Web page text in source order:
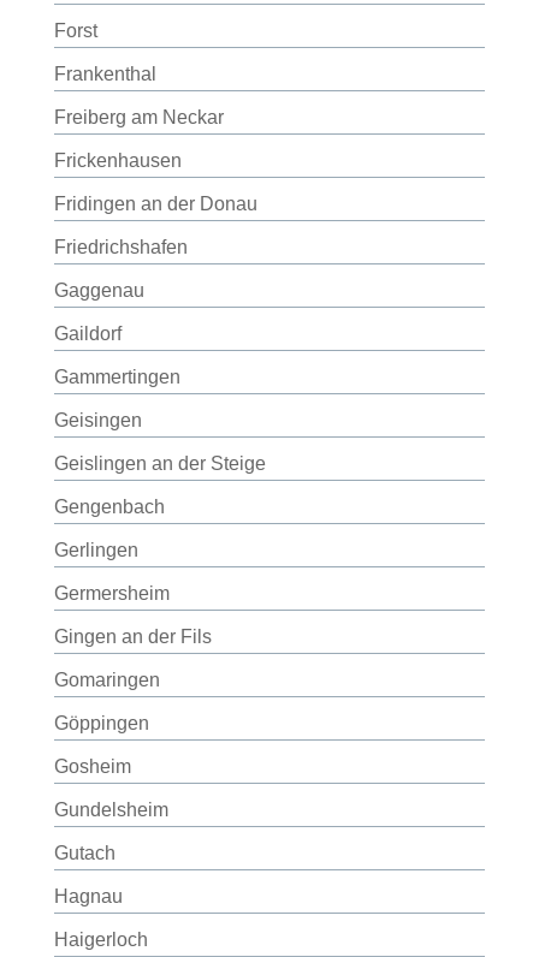
Forst
Frankenthal
Freiberg am Neckar
Frickenhausen
Fridingen an der Donau
Friedrichshafen
Gaggenau
Gaildorf
Gammertingen
Geisingen
Geislingen an der Steige
Gengenbach
Gerlingen
Germersheim
Gingen an der Fils
Gomaringen
Göppingen
Gosheim
Gundelsheim
Gutach
Hagnau
Haigerloch